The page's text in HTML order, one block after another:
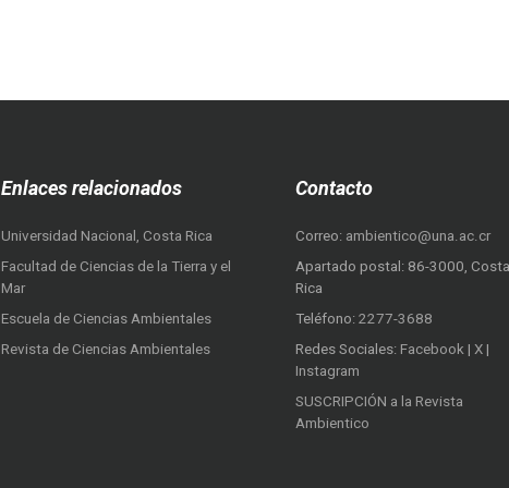
Enlaces relacionados
Universidad Nacional, Costa Rica
Facultad de Ciencias de la Tierra y el
Mar
Escuela de Ciencias Ambientales
Revista de Ciencias Ambientales
Contacto
Correo: ambientico@una.ac.cr
Apartado postal: 86-3000, Costa
Rica
Teléfono: 2277-3688
Redes Sociales: Facebook | X |
Instagram
SUSCRIPCIÓN a la Revista
Ambientico